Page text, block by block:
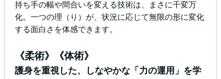
持ち手の幅や間合いを変える技術は、まさに千変万
化。一つの理（り）が、状況に応じて無限の形に変化
する面白さを体感できます。
《柔術》《体術》
護身を重視した、しなやかな「力の運用」を学